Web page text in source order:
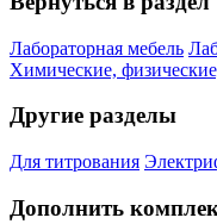
Лабораторная мебель
Химические,
Другие разделы
Для титрования
Дополнить